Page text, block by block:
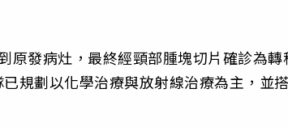
原發病灶，最終經頸部腫塊切片確診為轉
規劃以化學治療與放射線治療為主，並